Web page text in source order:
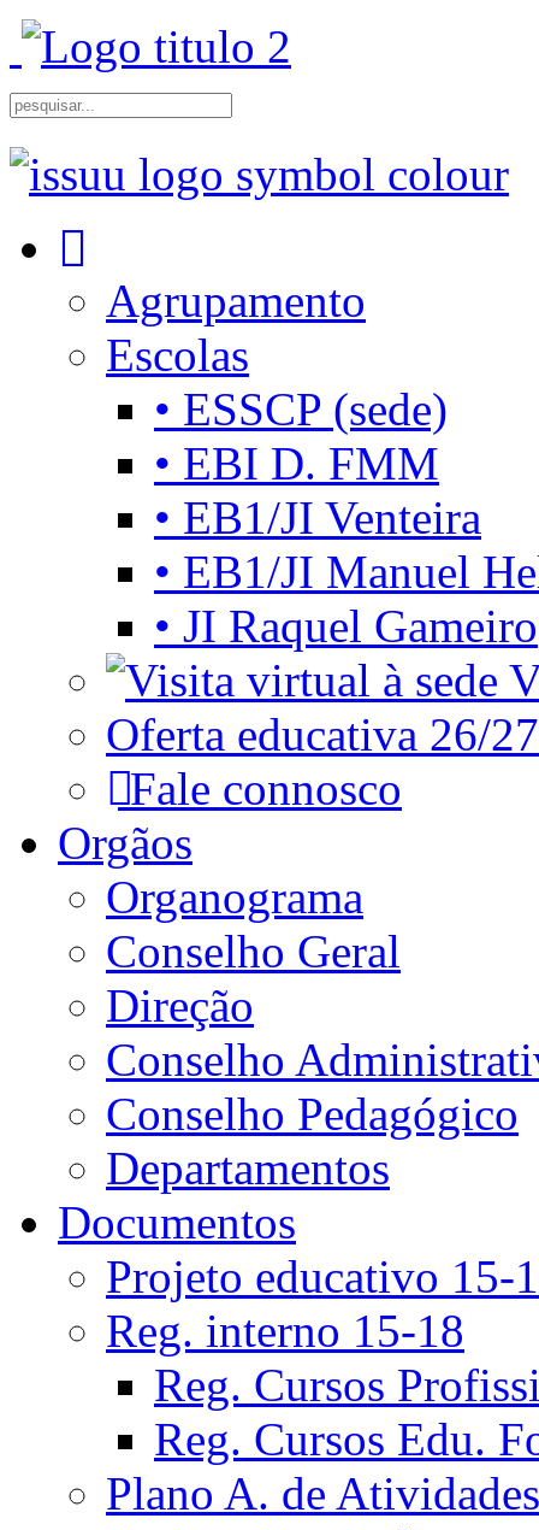
Agrupamento
Escolas
• ESSCP (sede)
• EBI D. FMM
• EB1/JI Venteira
• EB1/JI Manuel
• JI Raquel Gameiro
Oferta educativa 26/27
Fale connosco
Orgãos
Organograma
Conselho Geral
Direção
Conselho
Conselho Pedagógico
Departamentos
Documentos
Projeto educativo 15-
Reg. interno 15-18
Reg. Cursos
Reg. Cursos Edu.
Plano A. de Atividades